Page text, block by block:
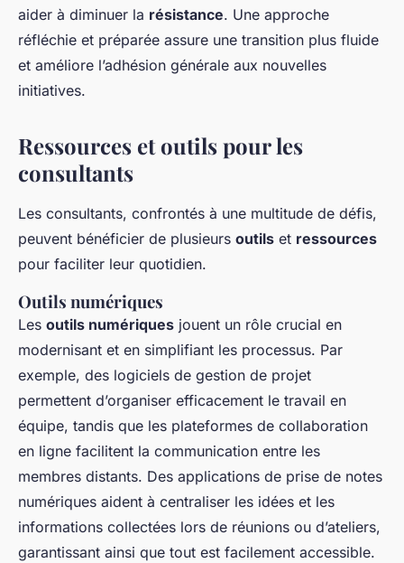
aider à diminuer la résistance. Une approche
réfléchie et préparée assure une transition plus fluide
et améliore l’adhésion générale aux nouvelles
initiatives.
Ressources et outils pour les
consultants
Les consultants, confrontés à une multitude de défis,
peuvent bénéficier de plusieurs outils et ressources
pour faciliter leur quotidien.
Outils numériques
Les outils numériques jouent un rôle crucial en
modernisant et en simplifiant les processus. Par
exemple, des logiciels de gestion de projet
permettent d’organiser efficacement le travail en
équipe, tandis que les plateformes de collaboration
en ligne facilitent la communication entre les
membres distants. Des applications de prise de notes
numériques aident à centraliser les idées et les
informations collectées lors de réunions ou d’ateliers,
garantissant ainsi que tout est facilement accessible.